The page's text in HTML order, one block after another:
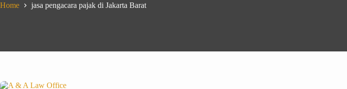
Home jasa pengacara pajak di Jakarta Barat